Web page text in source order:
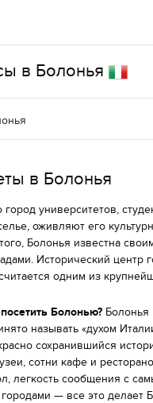
в Болонья
в Болонья
университетов,
оживляют его
Болонья известна
Исторический центр
одним из
Болонью? Болонья
называть «духом
сохранившийся
сотни кафе и
легкость сообщения с
городами — все это делает